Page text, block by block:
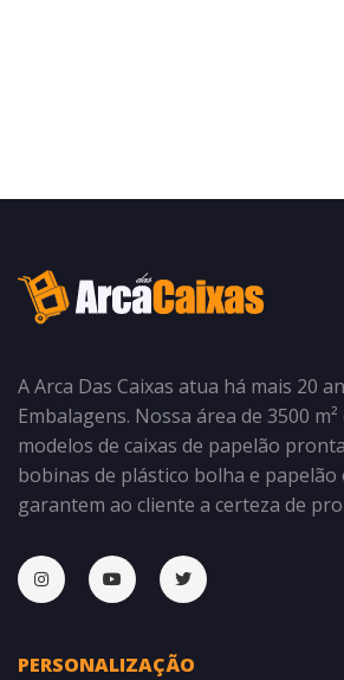
A Arca Das Caixas atua há mais 20
Embalagens. Nossa área de 3500 m²
modelos de caixas de papelão
bobinas de plástico bolha e papelão
garantem ao cliente a certeza de
PERSONALIZAÇÃO